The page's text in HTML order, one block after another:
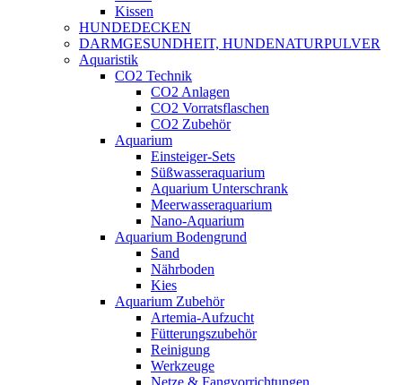
Kissen
HUNDEDECKEN
DARMGESUNDHEIT, HUNDENATURPULVER
Aquaristik
CO2 Technik
CO2 Anlagen
CO2 Vorratsflaschen
CO2 Zubehör
Aquarium
Einsteiger-Sets
Süßwasseraquarium
Aquarium Unterschrank
Meerwasseraquarium
Nano-Aquarium
Aquarium Bodengrund
Sand
Nährboden
Kies
Aquarium Zubehör
Artemia-Aufzucht
Fütterungszubehör
Reinigung
Werkzeuge
Netze & Fangvorrichtungen